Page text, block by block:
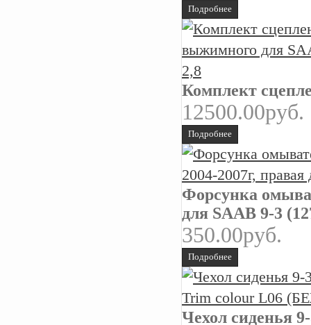
Подробнее
Комплект
12500.00руб.
Подробнее
Форсунка
для SAAB 9-3
350.00руб.
Подробнее
Чехол сиденья